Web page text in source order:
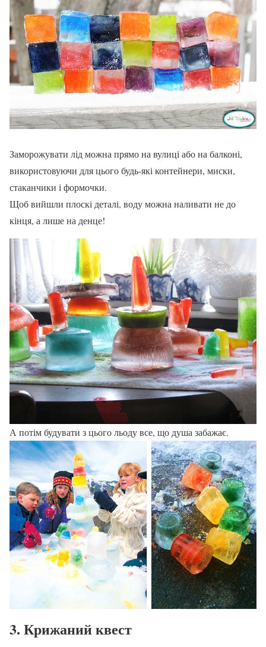
Заморожувати лід можна прямо на вулиці або на балконі,
використовуючи для цього будь-які контейнери, миски,
стаканчики і формочки.
Щоб вийшли плоскі деталі, воду можна наливати не до
кінця, а лише на денце!
А потім будувати з цього льоду все, що душа забажає.
3. Крижаний квест